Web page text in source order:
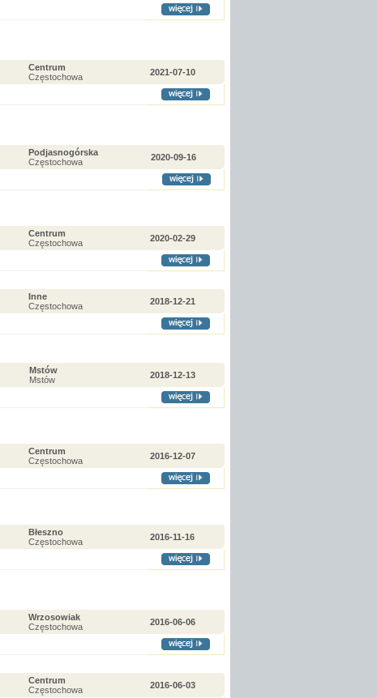
Centrum
Częstochowa
2021-07-10
Podjasnogórska
Częstochowa
2020-09-16
Centrum
Częstochowa
2020-02-29
Inne
Częstochowa
2018-12-21
Mstów
Mstów
2018-12-13
Centrum
Częstochowa
2016-12-07
Błeszno
Częstochowa
2016-11-16
Wrzosowiak
Częstochowa
2016-06-06
Centrum
Częstochowa
2016-06-03